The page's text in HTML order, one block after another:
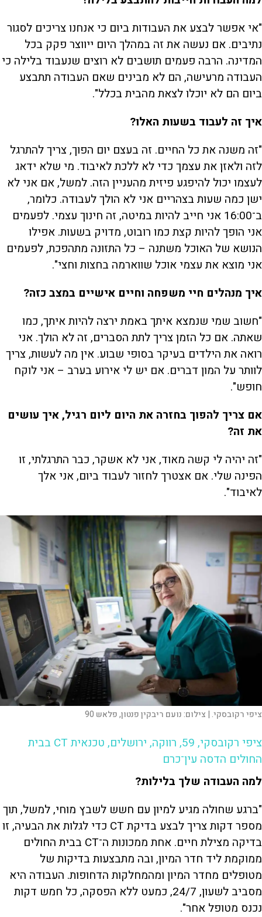
"אי אפשר לבצע את העבודות ביום כי אנחנו צריכים לסגור
נתיבים. אם נעשה את זה במהלך היום ייווצר פקק בכל
המדינה. הרבה פעמים תושבים לא רוצים שנעבוד בלילה כי
העבודה מרעישה, הם לא מבינים שאם העבודה תתבצע
ביום הם לא יוכלו לצאת מהבית בכלל".
איך זה לעבוד בשעות האלו?
"זה משנה את כל החיים. זה בעצם יום הפוך, צריך להתרגל
לזה ולאזן את עצמך כדי לא ללכת לאיבוד. מי שלא ידאג
לעצמו יכול להיפגע פיזית מהעניין הזה. למשל, אם אני לא
ישן כמה שעות בצהריים אני לא הולך לעבודה. כלומר,
ב־16:00 אני חייב להיות במיטה, זה חינוך עצמי. לפעמים
אני הופך להיות קצת כמו רובוט, מדויק בשעות. אפילו
הנושא של האוכל משתנה – כל התזונה מתהפכת, לפעמים
אני מוצא את עצמי אוכל שווארמה בחצות וחצי".
איך מנהלים חיי משפחה וחיים אישיים במצב כזה?
"חשוב שמי שנמצא איתך באמת ירצה להיות איתך, כמו
שאתה. אם כל הזמן צריך לתת הסברים, זה לא הולך. אני
רואה את הילדים בעיקר בסופי שבוע. אין מה לעשות, צריך
לוותר על המון דברים. אם יש לי אירוע בערב – אני לוקח
חופש".
אם צריך להפוך בחזרה את היום ליום רגיל, איך עושים
את זה?
"זה יהיה לי קשה מאוד, אני לא אשקר, כבר התרגלתי, זו
הפינה שלי. אם אצטרך לחזור לעבוד ביום, אני אלך
לאיבוד".
ציפי רקובסקי. | צילום:נועם ריבקין פנטון, פלאש 90
ציפי רקובסקי, 59, רווקה, ירושלים, טכנאית CT בבית
החולים הדסה עין־כרם
למה העבודה שלך בלילות?
"ברגע שחולה מגיע למיון עם חשש לשבץ מוחי, למשל, תוך
מספר דקות צריך לבצע בדיקת CT כדי לגלות את הבעיה, זו
בדיקה מצילת חיים. אחת ממכונות ה־CT בבית החולים
ממוקמת ליד חדר המיון, ובה מתבצעות בדיקות של
מטופלים מחדר המיון ומהמחלקות הדחופות. העבודה היא
מסביב לשעון, 24/7, כמעט ללא הפסקה, כל חמש דקות
נכנס מטופל אחר".